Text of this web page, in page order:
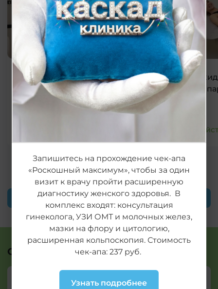
Все акции
Скидка на консультацию врачей при
удалении новообразований
Остались вопросы?
Запишитесь на прохождение чек-апа
«Роскошный максимум», чтобы за один
визит к врачу пройти расширенную
диагностику женского здоровья. В
комплекс входят: консультация
гинеколога, УЗИ ОМТ и молочных желез,
мазки на флору и цитологию,
расширенная кольпоскопия. Стоимость
чек-апа: 237 руб.
Узнать подробнее